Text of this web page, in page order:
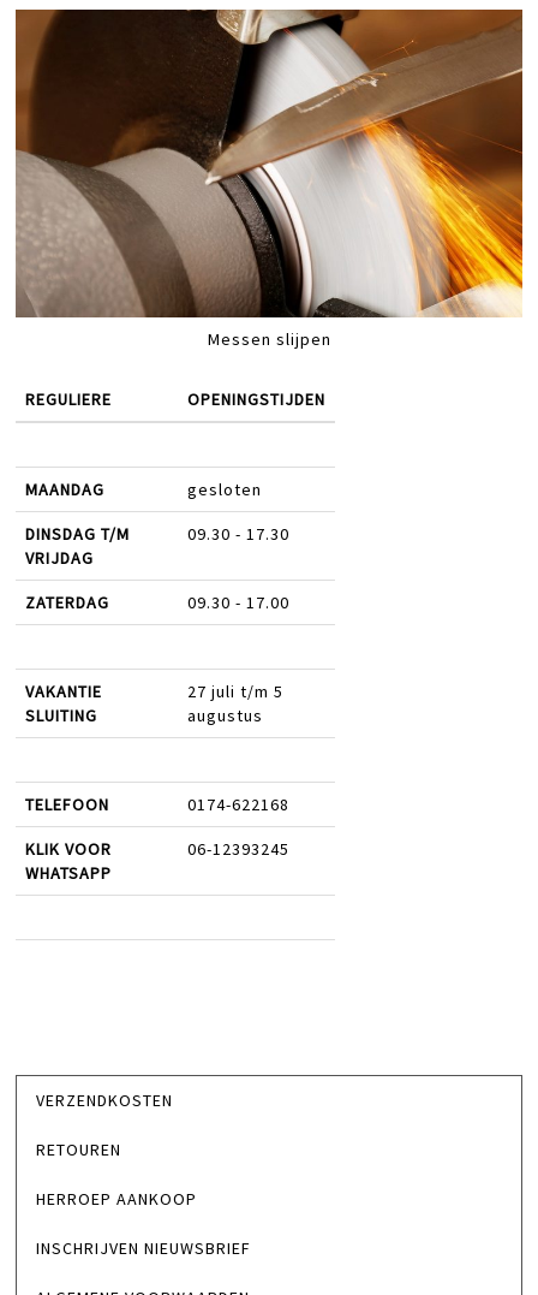
Messen slijpen
REGULIERE OPENINGSTIJDEN
MAANDAG gesloten
DINSDAG T/M
VRIJDAG
09.30 - 17.30
ZATERDAG 09.30 - 17.00
VAKANTIE
SLUITING
27 juli t/m 5
augustus
TELEFOON 0174-622168
KLIK VOOR
WHATSAPP
06-12393245
VERZENDKOSTEN
RETOUREN
HERROEP AANKOOP
INSCHRIJVEN NIEUWSBRIEF